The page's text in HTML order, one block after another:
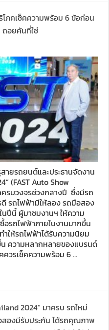
โภคเช็คความพร้อม 6 ข้อก่อน
อยคันที่ใช่
ยรถยนต์และประธานจัดงาน
(FAST Auto Show
รบวงจรช่วงกลางปี ซึ่งมีรถ
ดี รถไฟฟ้ามีให้ลอง รถมือสอง
นปีนี้ ผู้มาชมงานฯ ให้ความ
อรถไฟฟ้าภายในงานมากขึ้น
ให้รถไฟฟ้าได้รับความนิยม
น ความหลากหลายของแบรนด์
ควรเช็คความพร้อม 6 …
2024” มาครบ รถใหม่
องมีรับประกัน ได้รถคุณภาพ